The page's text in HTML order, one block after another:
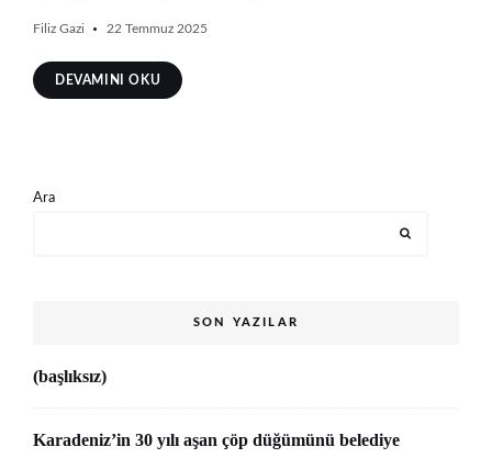
Filiz Gazi 22 Temmuz 2025
DEVAMINI OKU
Ara
SON YAZILAR
(başlıksız)
Karadeniz’in 30 yılı aşan çöp düğümünü belediye